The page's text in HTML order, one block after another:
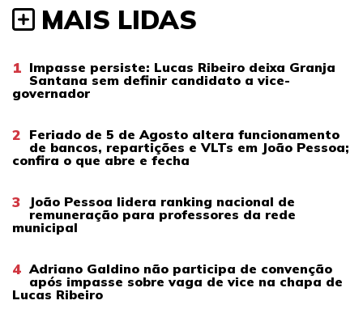
MAIS LIDAS
1 Impasse persiste: Lucas Ribeiro deixa Granja
Santana sem definir candidato a vice-
governador
2 Feriado de 5 de Agosto altera funcionamento
de bancos, repartições e VLTs em João Pessoa;
confira o que abre e fecha
3
João Pessoa lidera ranking nacional de
remuneração para professores da rede
municipal
4 Adriano Galdino não participa de convenção
após impasse sobre vaga de vice na chapa de
Lucas Ribeiro